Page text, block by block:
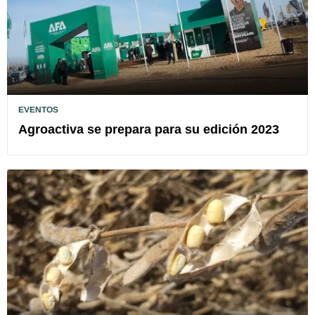
EVENTOS
Agroactiva se prepara para su edición 2023